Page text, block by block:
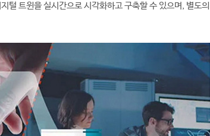
털 트윈을 실시간으로 시각화하고 구축할 수 있으며, 별도의